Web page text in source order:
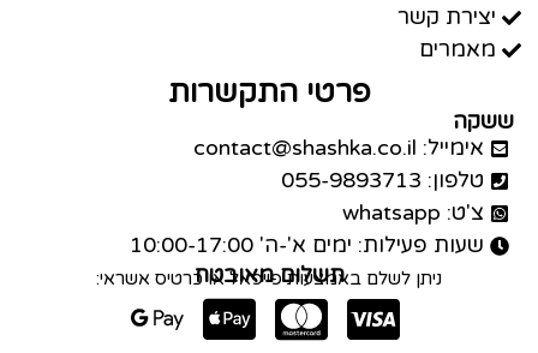
יצירת קשר
מאמרים
פרטי התקשרות
ששקה
אימייל: contact@shashka.co.il
טלפון: 055-9893713
צ'ט: whatsapp
שעות פעילות: ימים א'-ה' 10:00-17:00
תשלום מאובטח
ניתן לשלם באמצעות פייפאל או כרטיס אשראי: